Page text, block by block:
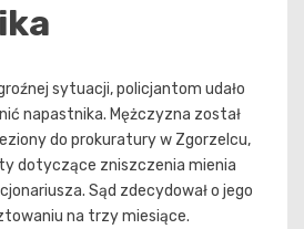
sytuacji, policjantom udało
napastnika. Mężczyzna został
do prokuratury w Zgorzelcu,
dotyczące zniszczenia mienia
Sąd zdecydował o jego
na trzy miesiące.